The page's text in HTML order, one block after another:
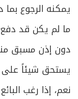
يمكنه الرجوع
ما لم يكن قد دفع
دون إذن مسبق منه
يستحق شيئاً على
نعم، إذا رغب